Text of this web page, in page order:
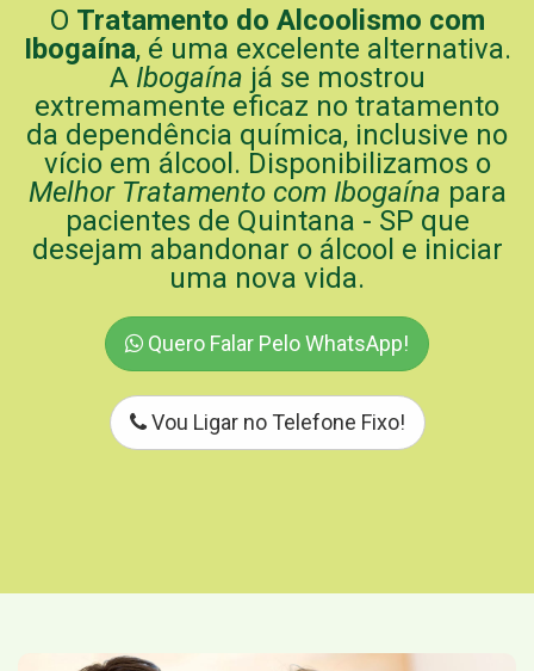
O Tratamento do Alcoolismo com
Ibogaína, é uma excelente alternativa.
A Ibogaína já se mostrou
extremamente eficaz no tratamento
da dependência química, inclusive no
vício em álcool. Disponibilizamos o
Melhor Tratamento com Ibogaína para
pacientes de Quintana - SP que
desejam abandonar o álcool e iniciar
uma nova vida.
Quero Falar Pelo WhatsApp!
Vou Ligar no Telefone Fixo!